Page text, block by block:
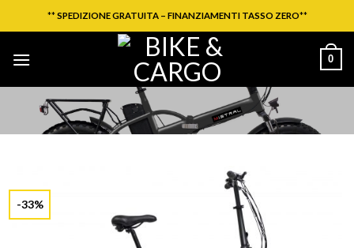
ai
**SPEDIZIONE GRATUITA – FINANZIAMENTI TASSO ZERO**
0
-33%